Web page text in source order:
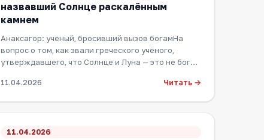
назвавший Солнце раскалённым
камнем
Анаксагор: учёный, бросивший вызов богамНа
вопрос о том, как звали греческого учёного,
утверждавшего, что Солнце и Луна — это не боги,
11.04.2026 Читать →
11.04.2026